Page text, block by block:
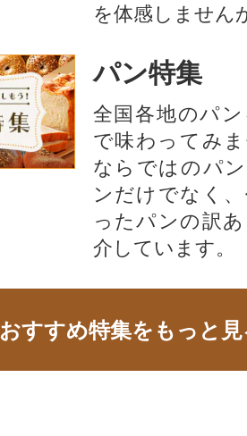
を体感しません
パン特集
全国各地のパ
で味わってみ
ならではのパ
ンだけでなく
ったパンの訳
介しています。
おすすめ特集をもっと